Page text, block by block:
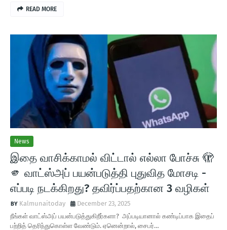
READ MORE
News
இதை வாசிக்காமல் விட்டால் எல்லா போச்சு 🫣
🫵 வாட்ஸ்அப் பயன்படுத்தி புதுவித மோசடி -
எப்படி நடக்கிறது? தவிர்ப்பதற்கான 3 வழிகள்
Kalmunaitoday
December 23, 2025
நீங்கள் வாட்ஸ்அப் பயன்படுத்துகிறீர்களா? அப்படியானால் கண்டிப்பாக இதைப்
பற்றித் தெரிந்துகொள்ள வேண்டும். ஏனென்றால், சைபர்…